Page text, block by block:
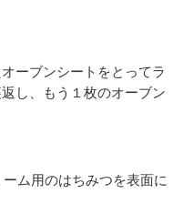
ーブンシートをとってラ
し、もう１枚のオーブン
ム用のはちみつを表面に